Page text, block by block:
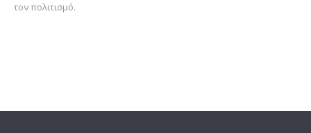
τον πολιτισμό.